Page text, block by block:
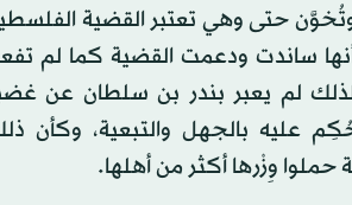
حتى وهي تعتبر القضية
أنها ساندت ودعمت القضية كما لم
لم يعبر بندر بن سلطان عن
بالجهل والتبعية، وكأن
حملوا وِزْرها أكثر من أهلها.